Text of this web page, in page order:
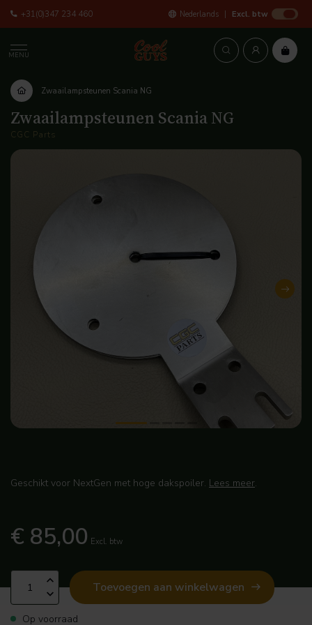
+31(0)347 234 460 Nederlands Excl. btw
MENU
Zwaailampsteunen Scania NG
Zwaailampsteunen Scania NG
CGC Parts
Geschikt voor NextGen met hoge dakspoiler. Lees meer.
€ 85,00 Excl. btw
Toevoegen aan winkelwagen
Op voorraad